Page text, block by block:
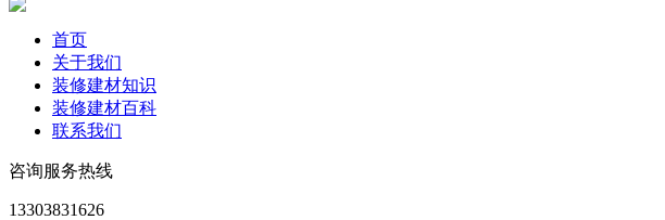
首页
关于我们
装修建材知识
装修建材百科
联系我们
咨询服务热线
13303831626